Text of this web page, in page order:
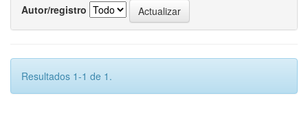
Autor/registro
Resultados 1-1 de 1.